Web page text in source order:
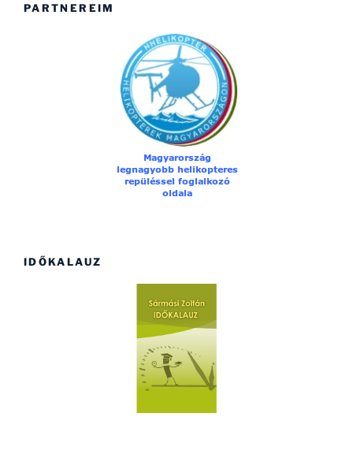
PARTNEREIM
IDŐKALAUZ